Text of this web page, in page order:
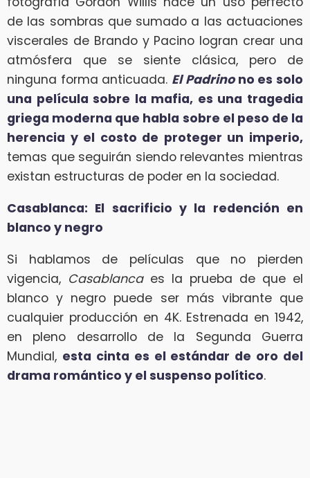
de las sombras que sumado a las actuaciones
viscerales de Brando y Pacino logran crear una
atmósfera que se siente clásica, pero de
ninguna forma anticuada. El Padrinono es solo
una película sobre la mafia, es una tragedia
griega moderna que habla sobre el peso de la
herencia y el costo de proteger un imperio,
temas que seguirán siendo relevantes mientras
existan estructuras de poder en la sociedad.
Casablanca: El sacrificio y la redención en
blanco y negro
Si hablamos de películas que no pierden
vigencia, Casablancaes la prueba de que el
blanco y negro puede ser más vibrante que
cualquier producción en 4K. Estrenada en 1942,
en pleno desarrollo de la Segunda Guerra
Mundial, esta cinta es el estándar de oro del
drama romántico y el suspenso político.